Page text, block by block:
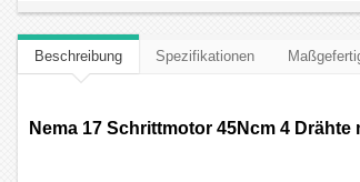
Beschreibung Spezifikationen
Nema 17 Schrittmotor 45Ncm 4